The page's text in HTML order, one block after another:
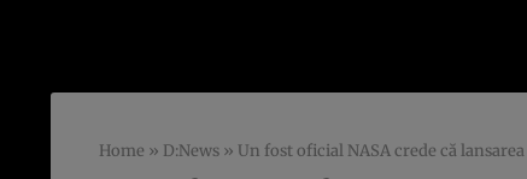
Home » D:News » Un fost oficial NASA crede că